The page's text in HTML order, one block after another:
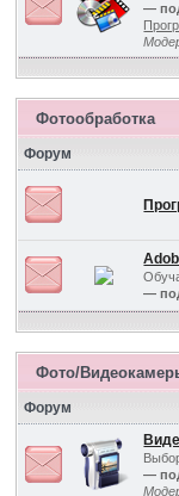
—
Фотообработка
Форум
—
Фото/
Форум
—